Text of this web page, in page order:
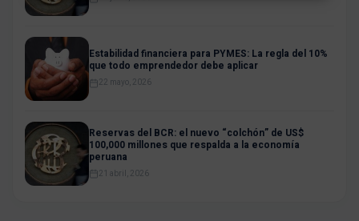
Estabilidad financiera para PYMES: La regla del 10%
que todo emprendedor debe aplicar
22 mayo, 2026
Reservas del BCR: el nuevo “colchón” de US$
100,000 millones que respalda a la economía
peruana
21 abril, 2026